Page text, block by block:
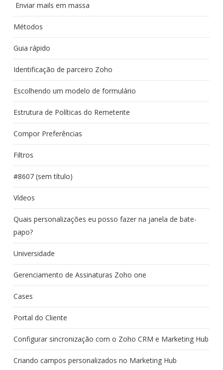
Enviar mails em massa
Métodos
Guia rápido
Identificação de parceiro Zoho
Escolhendo um modelo de formulário
Estrutura de Políticas do Remetente
Compor Preferências
Filtros
#8607 (sem título)
Vídeos
Quais personalizações eu posso fazer na janela de bate-
papo?
Universidade
Gerenciamento de Assinaturas Zoho one
Cases
Portal do Cliente
Configurar sincronização com o Zoho CRM e Marketing Hub
Criando campos personalizados no Marketing Hub